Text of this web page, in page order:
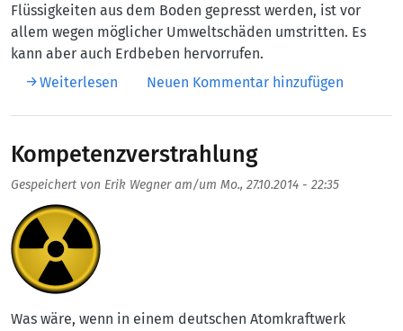
Flüssigkeiten aus dem Boden gepresst werden, ist vor
allem wegen möglicher Umweltschäden umstritten. Es
kann aber auch Erdbeben hervorrufen.
Weiterlesen über Forscher: Fracking verursachte
Neuen Kommentar hinzufügen
Kompetenzverstrahlung
Gespeichert von Erik Wegneram/um Mo., 27.10.2014 - 22:35
Aufmacherbild
Was wäre, wenn in einem deutschen Atomkraftwerk